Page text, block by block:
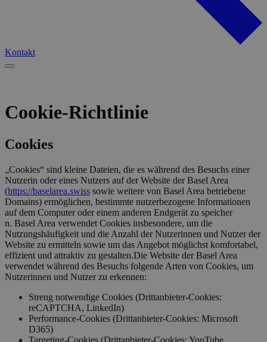
Kontakt
Cookie-Richtlinie
Cookies
„Cookies“ sind kleine Dateien, die es während des Besuchs einer
Nutzerin oder eines Nutzers auf der Website der Basel Area
(https://baselarea.swiss sowie weitere von Basel Area betriebene
Domains) ermöglichen, bestimmte nutzerbezogene Informationen
auf dem Computer oder einem anderen Endgerät zu speicher
n. Basel Area verwendet Cookies insbesondere, um die
Nutzungshäufigkeit und die Anzahl der Nutzerinnen und Nutzer der
Website zu ermitteln sowie um das Angebot möglichst komfortabel,
effizient und attraktiv zu gestalten.Die Website der Basel Area
verwendet während des Besuchs folgende Arten von Cookies, um
Nutzerinnen und Nutzer zu erkennen:
Streng notwendige Cookies (Drittanbieter-Cookies:
reCAPTCHA, LinkedIn)
Performance-Cookies (Drittanbieter-Cookies: Microsoft
D365)
Targeting-Cookies (Drittanbieter-Cookies: YouTube,